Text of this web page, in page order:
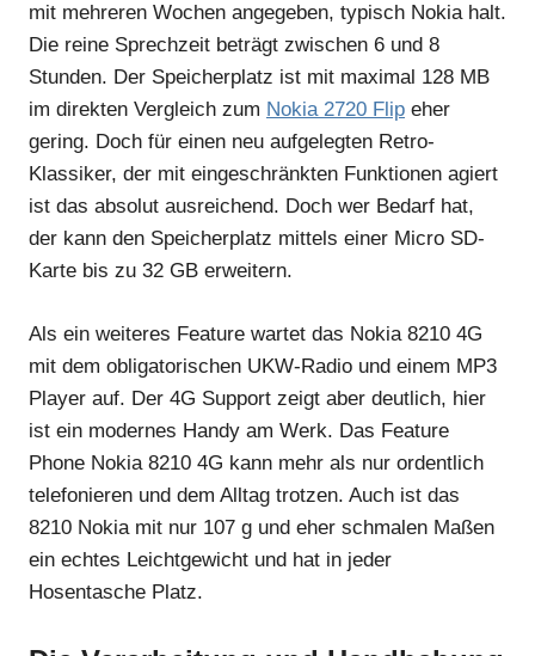
mit mehreren Wochen angegeben, typisch Nokia halt.
Die reine Sprechzeit beträgt zwischen 6 und 8
Stunden. Der Speicherplatz ist mit maximal 128 MB
im direkten Vergleich zum Nokia 2720 Flip eher
gering. Doch für einen neu aufgelegten Retro-
Klassiker, der mit eingeschränkten Funktionen agiert
ist das absolut ausreichend. Doch wer Bedarf hat,
der kann den Speicherplatz mittels einer Micro SD-
Karte bis zu 32 GB erweitern.
Als ein weiteres Feature wartet das Nokia 8210 4G
mit dem obligatorischen UKW-Radio und einem MP3
Player auf. Der 4G Support zeigt aber deutlich, hier
ist ein modernes Handy am Werk. Das Feature
Phone Nokia 8210 4G kann mehr als nur ordentlich
telefonieren und dem Alltag trotzen. Auch ist das
8210 Nokia mit nur 107 g und eher schmalen Maßen
ein echtes Leichtgewicht und hat in jeder
Hosentasche Platz.